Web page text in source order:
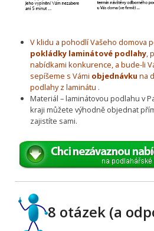
V klidu a pohodlí Vašeho domova
pokládky laminátové podlahy,
nabídkami konkurence, a bude-li
sepíšeme s Vámi objednávku na
podlahy z laminátu .
Materiál – laminátovou podlahu v
kraji můžete výhodně objednat
zajistíte sami.
8 otázek (a